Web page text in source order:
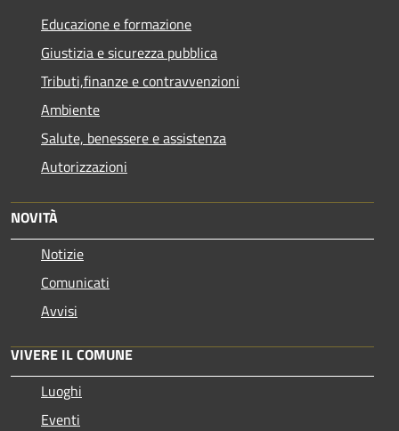
Educazione e formazione
Giustizia e sicurezza pubblica
Tributi,finanze e contravvenzioni
Ambiente
Salute, benessere e assistenza
Autorizzazioni
NOVITÀ
Notizie
Comunicati
Avvisi
VIVERE IL COMUNE
Luoghi
Eventi